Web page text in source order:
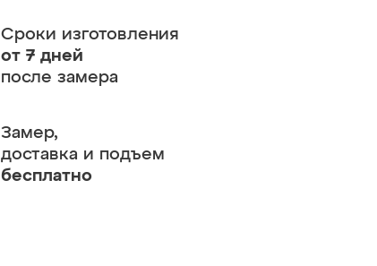
Сроки изготовления
от 7 дней
после замера
Замер,
доставка и подъем
бесплатно